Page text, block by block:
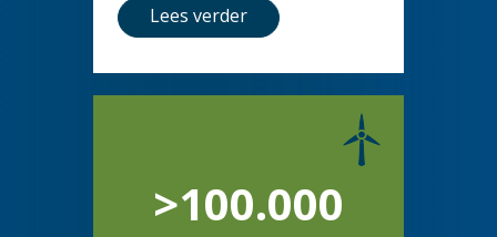
Lees verder
>100.000